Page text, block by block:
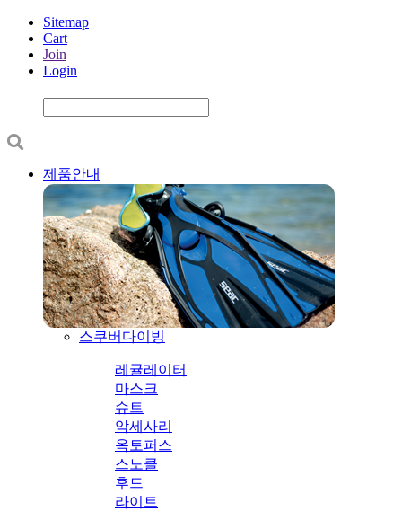
Sitemap
Cart
Join
Login
제품안내
스쿠버다이빙
레귤레이터
마스크
슈트
악세사리
옥토퍼스
스노클
후드
라이트